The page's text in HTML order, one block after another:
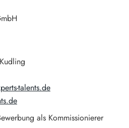
talents.de
als Kommissionierer